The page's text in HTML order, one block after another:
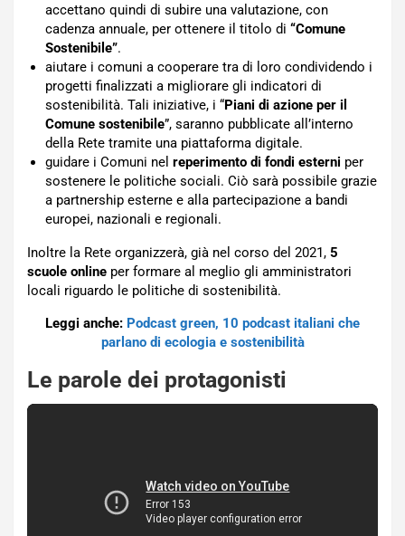
accettano quindi di subire una valutazione, con
cadenza annuale, per ottenere il titolo di “Comune
Sostenibile”.
aiutare i comuni a cooperare tra di loro condividendo i
progetti finalizzati a migliorare gli indicatori di
sostenibilità. Tali iniziative, i “Piani di azione per il
Comune sostenibile”, saranno pubblicate all’interno
della Rete tramite una piattaforma digitale.
guidare i Comuni nel reperimento di fondi esterni per
sostenere le politiche sociali. Ciò sarà possibile grazie
a partnership esterne e alla partecipazione a bandi
europei, nazionali e regionali.
Inoltre la Rete organizzerà, già nel corso del 2021, 5
scuole online per formare al meglio gli amministratori
locali riguardo le politiche di sostenibilità.
Leggi anche: Podcast green, 10 podcast italiani che
parlano di ecologia e sostenibilità
Le parole dei protagonisti